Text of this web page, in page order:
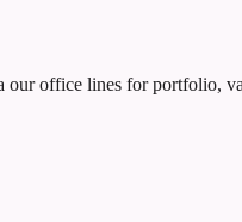
our office lines for portfolio,